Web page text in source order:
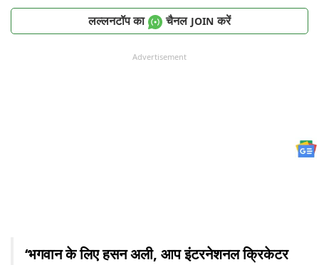
लल्लनटॉप का चैनल JOIN करें
Advertisement
‘भगवान के लिए हसन अली, आप इंटरनेशनल क्रिकेटर